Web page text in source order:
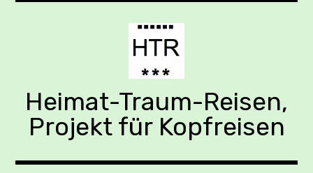
Heimat-Traum-Reisen,
Projekt für Kopfreisen